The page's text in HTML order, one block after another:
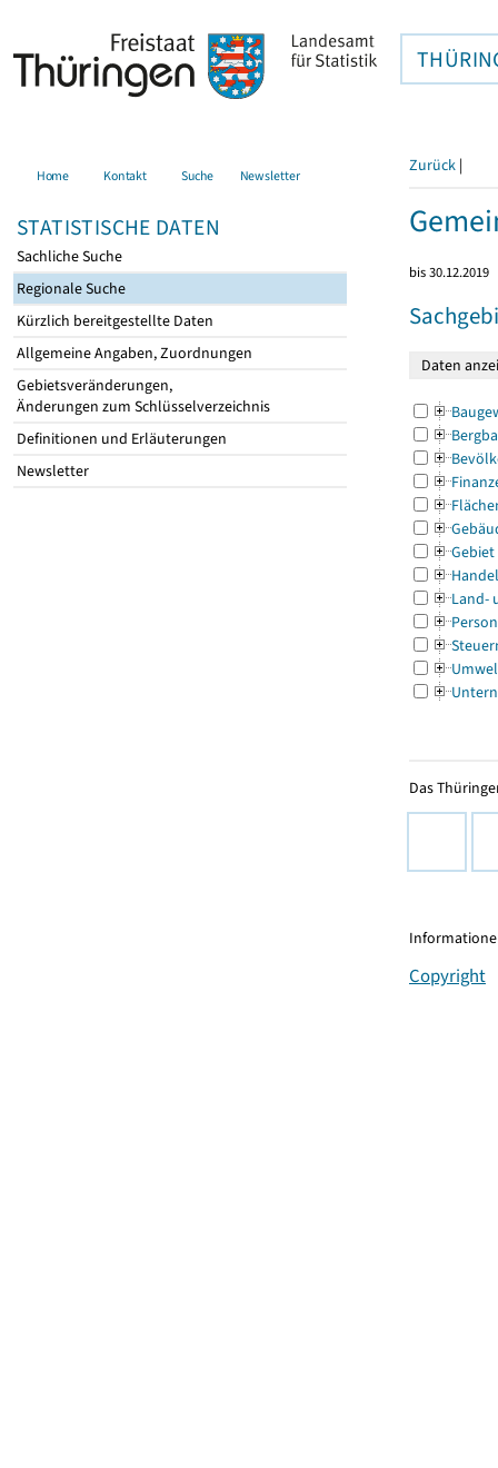
Home Kontakt Suche Newsletter
STATISTISCHE DATEN
Sachliche Suche
Regionale Suche
Kürzlich bereitgestellte Daten
Allgemeine Angaben, Zuordnungen
Gebietsveränderungen,
Änderungen zum Schlüsselverzeichnis
Definitionen und Erläuterungen
Newsletter
Zurück |
bis 30.12.2019
Gebiet
Land-
Das
Copyright